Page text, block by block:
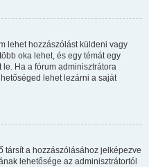
lehet hozzászólást küldeni vagy
oka lehet, és egy témát egy
Ha a fórum adminisztrátora
lehet lezárni a saját
társít a hozzászólásához jelképezve
lehetősége az adminisztrátortól